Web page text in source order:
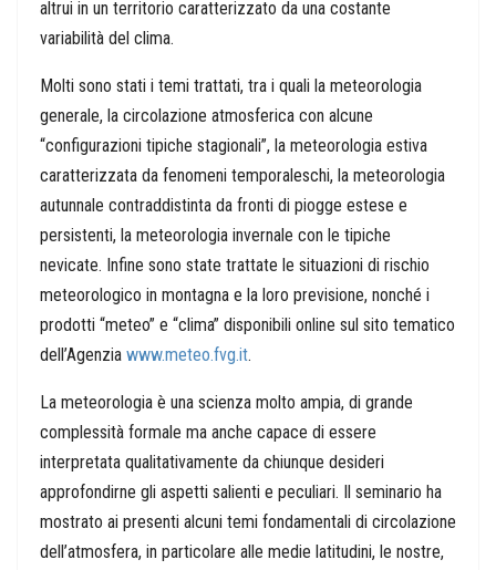
altrui in un territorio caratterizzato da una costante
variabilità del clima.
Molti sono stati i temi trattati, tra i quali la meteorologia
generale, la circolazione atmosferica con alcune
“configurazioni tipiche stagionali”, la meteorologia estiva
caratterizzata da fenomeni temporaleschi, la meteorologia
autunnale contraddistinta da fronti di piogge estese e
persistenti, la meteorologia invernale con le tipiche
nevicate. Infine sono state trattate le situazioni di rischio
meteorologico in montagna e la loro previsione, nonché i
prodotti “meteo” e “clima” disponibili online sul sito tematico
dell’Agenzia www.meteo.fvg.it.
La meteorologia è una scienza molto ampia, di grande
complessità formale ma anche capace di essere
interpretata qualitativamente da chiunque desideri
approfondirne gli aspetti salienti e peculiari. Il seminario ha
mostrato ai presenti alcuni temi fondamentali di circolazione
dell’atmosfera, in particolare alle medie latitudini, le nostre,